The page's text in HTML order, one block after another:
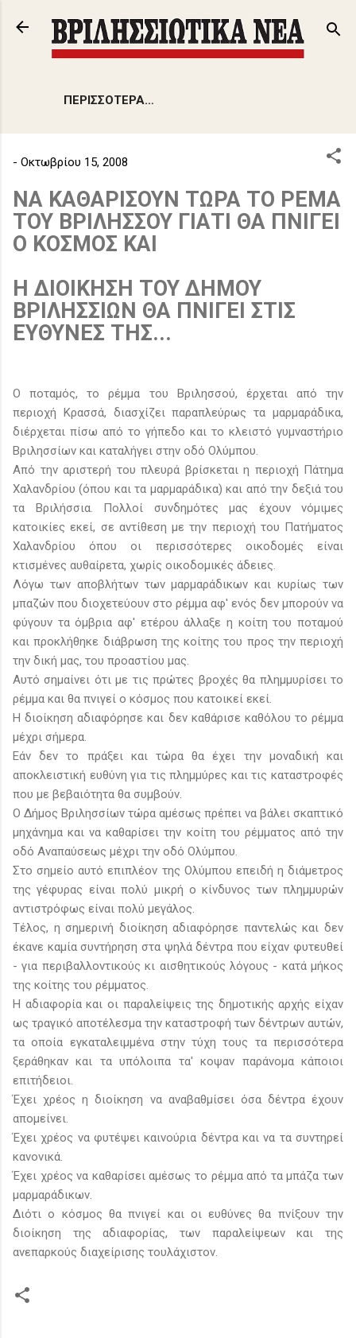
Μετάβαση στο κύριο περιεχόμενο
ΠΕΡΙΣΣΌΤΕΡΑ…
- Οκτωβρίου 15, 2008
ΝΑ ΚΑΘΑΡΙΣΟΥΝ ΤΩΡΑ ΤΟ ΡΕΜΑ
ΤΟΥ ΒΡΙΛΗΣΣΟΥ ΓΙΑΤΙ ΘΑ ΠΝΙΓΕΙ
Ο ΚΟΣΜΟΣ ΚΑΙ
Η ΔΙΟΙΚΗΣΗ ΤΟΥ ΔΗΜΟΥ
ΒΡΙΛΗΣΣΙΩΝ ΘΑ ΠΝΙΓΕΙ ΣΤΙΣ
ΕΥΘΥΝΕΣ ΤΗΣ...
Ο ποταμός, το ρέμμα του Βριλησσού, έρχεται από την
περιοχή Κρασσά, διασχίζει παραπλεύρως τα μαρμαράδικα,
διέρχεται πίσω από το γήπεδο και το κλειστό γυμναστήριο
Βριλησσίων και καταλήγει στην οδό Ολύμπου.
Από την αριστερή του πλευρά βρίσκεται η περιοχή Πάτημα
Χαλανδρίου (όπου και τα μαρμαράδικα) και από την δεξιά του
τα Βριλήσσια. Πολλοί συνδημότες μας έχουν νόμιμες
κατοικίες εκεί, σε αντίθεση με την περιοχή του Πατήματος
Χαλανδρίου όπου οι περισσότερες οικοδομές είναι
κτισμένες αυθαίρετα, χωρίς οικοδομικές άδειες.
Λόγω των αποβλήτων των μαρμαράδικων και κυρίως των
μπαζών που διοχετεύουν στο ρέμμα αφ' ενός δεν μπορούν να
φύγουν τα όμβρια αφ' ετέρου άλλαξε η κοίτη του ποταμού
και προκλήθηκε διάβρωση της κοίτης του προς την περιοχή
την δική μας, του προαστίου μας.
Αυτό σημαίνει ότι με τις πρώτες βροχές θα πλημμυρίσει το
ρέμμα και θα πνιγεί ο κόσμος που κατοικεί εκεί.
Η διοίκηση αδιαφόρησε και δεν καθάρισε καθόλου το ρέμμα
μέχρι σήμερα.
Εάν δεν το πράξει και τώρα θα έχει την μοναδική και
αποκλειστική ευθύνη για τις πλημμύρες και τις καταστροφές
που με βεβαιότητα θα συμβούν.
Ο Δήμος Βριλησσίων τώρα αμέσως πρέπει να βάλει σκαπτικό
μηχάνημα και να καθαρίσει την κοίτη του ρέμματος από την
οδό Αναπαύσεως μέχρι την οδό Ολύμπου.
Στο σημείο αυτό επιπλέον της Ολύμπου επειδή η διάμετρος
της γέφυρας είναι πολύ μικρή ο κίνδυνος των πλημμυρών
αντιστρόφως είναι πολύ μεγάλος.
Τέλος, η σημερινή διοίκηση αδιαφόρησε παντελώς και δεν
έκανε καμία συντήρηση στα ψηλά δέντρα που είχαν φυτευθεί
- για περιβαλλοντικούς κι αισθητικούς λόγους - κατά μήκος
της κοίτης του ρέμματος.
Η αδιαφορία και οι παραλείψεις της δημοτικής αρχής είχαν
ως τραγικό αποτέλεσμα την καταστροφή των δέντρων αυτών,
τα οποία εγκαταλειμμένα στην τύχη τους τα περισσότερα
ξεράθηκαν και τα υπόλοιπα τα' κοψαν παράνομα κάποιοι
επιτήδειοι.
Έχει χρέος η διοίκηση να αναβαθμίσει όσα δέντρα έχουν
απομείνει.
Έχει χρέος να φυτέψει καινούρια δέντρα και να τα συντηρεί
κανονικά.
Έχει χρέος να καθαρίσει αμέσως το ρέμμα από τα μπάζα των
μαρμαράδικων.
Διότι ο κόσμος θα πνιγεί και οι ευθύνες θα πνίξουν την
διοίκηση της αδιαφορίας, των παραλείψεων και της
ανεπαρκούς διαχείρισης τουλάχιστον.